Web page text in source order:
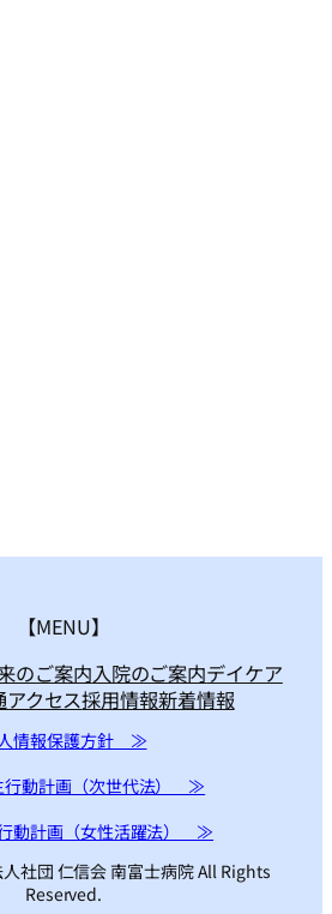
【MENU】
のご案内入院のご案内デイケア
アクセス採用情報新着情報
情報保護方針 ≫
行動計画（次世代法） ≫
動計画（女性活躍法） ≫
社団 仁信会 南富士病院 All Rights
Reserved.